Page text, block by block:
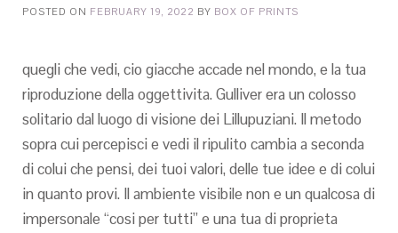
POSTED ON FEBRUARY 19, 2022 BY BOX OF PRINTS
quegli che vedi, cio giacche accade nel mondo, e la tua
riproduzione della oggettivita. Gulliver era un colosso
solitario dal luogo di visione dei Lillupuziani. Il metodo
sopra cui percepisci e vedi il ripulito cambia a seconda
di colui che pensi, dei tuoi valori, delle tue idee e di colui
in quanto provi. Il ambiente visibile non e un qualcosa di
impersonale “cosi per tutti” e una tua di proprieta